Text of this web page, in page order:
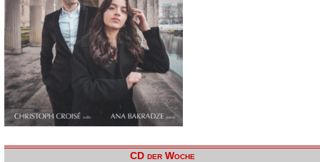
CD der Woche